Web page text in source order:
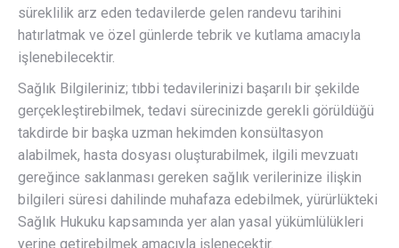
süreklilik arz eden tedavilerde gelen randevu tarihini
hatırlatmak ve özel günlerde tebrik ve kutlama amacıyla
işlenebilecektir.
Sağlık Bilgileriniz; tıbbi tedavilerinizi başarılı bir şekilde
gerçekleştirebilmek, tedavi sürecinizde gerekli görüldüğü
takdirde bir başka uzman hekimden konsültasyon
alabilmek, hasta dosyası oluşturabilmek, ilgili mevzuatı
gereğince saklanması gereken sağlık verilerinize ilişkin
bilgileri süresi dahilinde muhafaza edebilmek, yürürlükteki
Sağlık Hukuku kapsamında yer alan yasal yükümlülükleri
yerine getirebilmek amacıyla işlenecektir.